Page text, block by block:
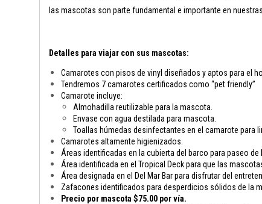
las mascotas son parte fundamental e importante en
Detalles para viajar con sus mascotas:
Camarotes con pisos de vinyl diseñados y aptos para el
Tendremos 7 camarotes certificados como “pet friendly”
Camarote incluye:
Almohadilla reutilizable para la mascota.
Envase con agua destilada para mascota.
Toallas húmedas desinfectantes en el camarote para
Camarotes altamente higienizados.
Áreas identificadas en la cubierta del barco para paseo de
Área identificada en el Tropical Deck para que las
Área designada en el Del Mar Bar para disfrutar del
Zafacones identificados para desperdicios sólidos de la
Precio por mascota $75.00 por vía.